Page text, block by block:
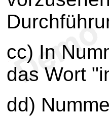
cc) In
das Wort
dd)